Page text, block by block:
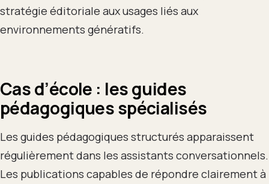
stratégie éditoriale aux usages liés aux
environnements génératifs.
Cas d’école : les guides
pédagogiques spécialisés
Les guides pédagogiques structurés apparaissent
régulièrement dans les assistants conversationnels.
Les publications capables de répondre clairement à